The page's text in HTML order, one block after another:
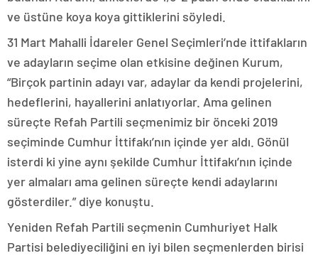
ve üstüne koya koya gittiklerini söyledi.
31 Mart Mahalli İdareler Genel Seçimleri’nde ittifakların
ve adayların seçime olan etkisine değinen Kurum,
“Birçok partinin adayı var, adaylar da kendi projelerini,
hedeflerini, hayallerini anlatıyorlar. Ama gelinen
süreçte Refah Partili seçmenimiz bir önceki 2019
seçiminde Cumhur İttifakı’nın içinde yer aldı. Gönül
isterdi ki yine aynı şekilde Cumhur İttifakı’nın içinde
yer almaları ama gelinen süreçte kendi adaylarını
gösterdiler.” diye konuştu.
Yeniden Refah Partili seçmenin Cumhuriyet Halk
Partisi belediyeciliğini en iyi bilen seçmenlerden birisi